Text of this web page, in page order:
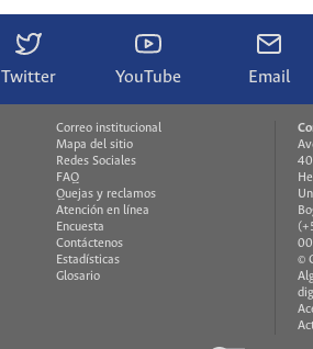
Twitter YouTube Email
Correo institucional
Mapa del sitio
Redes Sociales
FAQ
Quejas y reclamos
Atención en línea
Encuesta
Contáctenos
Estadísticas
Glosario
©